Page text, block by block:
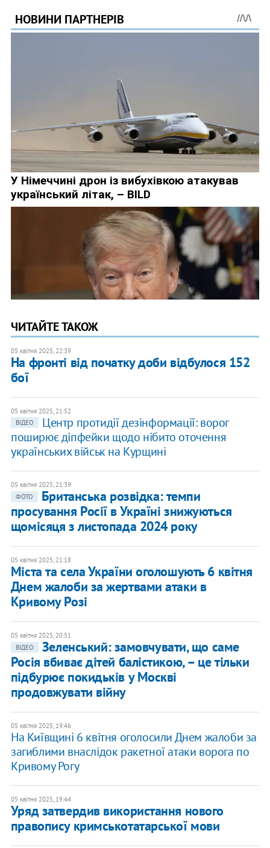
ЧИТАЙТЕ ТАКОЖ
05 квітня 2025, 22:39
На фронті від початку доби відбулося 152
бої
05 квітня 2025, 21:52
ВІДЕО
Центр протидії дезінформації: ворог
поширює діпфейки щодо нібито оточення
українських військ на Курщині
05 квітня 2025, 21:39
ФОТО
Британська розвідка: темпи
просування Росії в Україні знижуються
щомісяця з листопада 2024 року
05 квітня 2025, 21:18
Міста та села України оголошують 6 квітня
Днем жалоби за жертвами атаки в
Кривому Розі
05 квітня 2025, 20:51
ВІДЕО
Зеленський: замовчувати, що саме
Росія вбиває дітей балістикою, – це тільки
підбурює покидьків у Москві
продовжувати війну
05 квітня 2025, 19:46
На Київщині 6 квітня оголосили Днем жалоби за
загиблими внаслідок ракетної атаки ворога по
Кривому Рогу
05 квітня 2025, 19:44
Уряд затвердив використання нового
правопису кримськотатарської мови